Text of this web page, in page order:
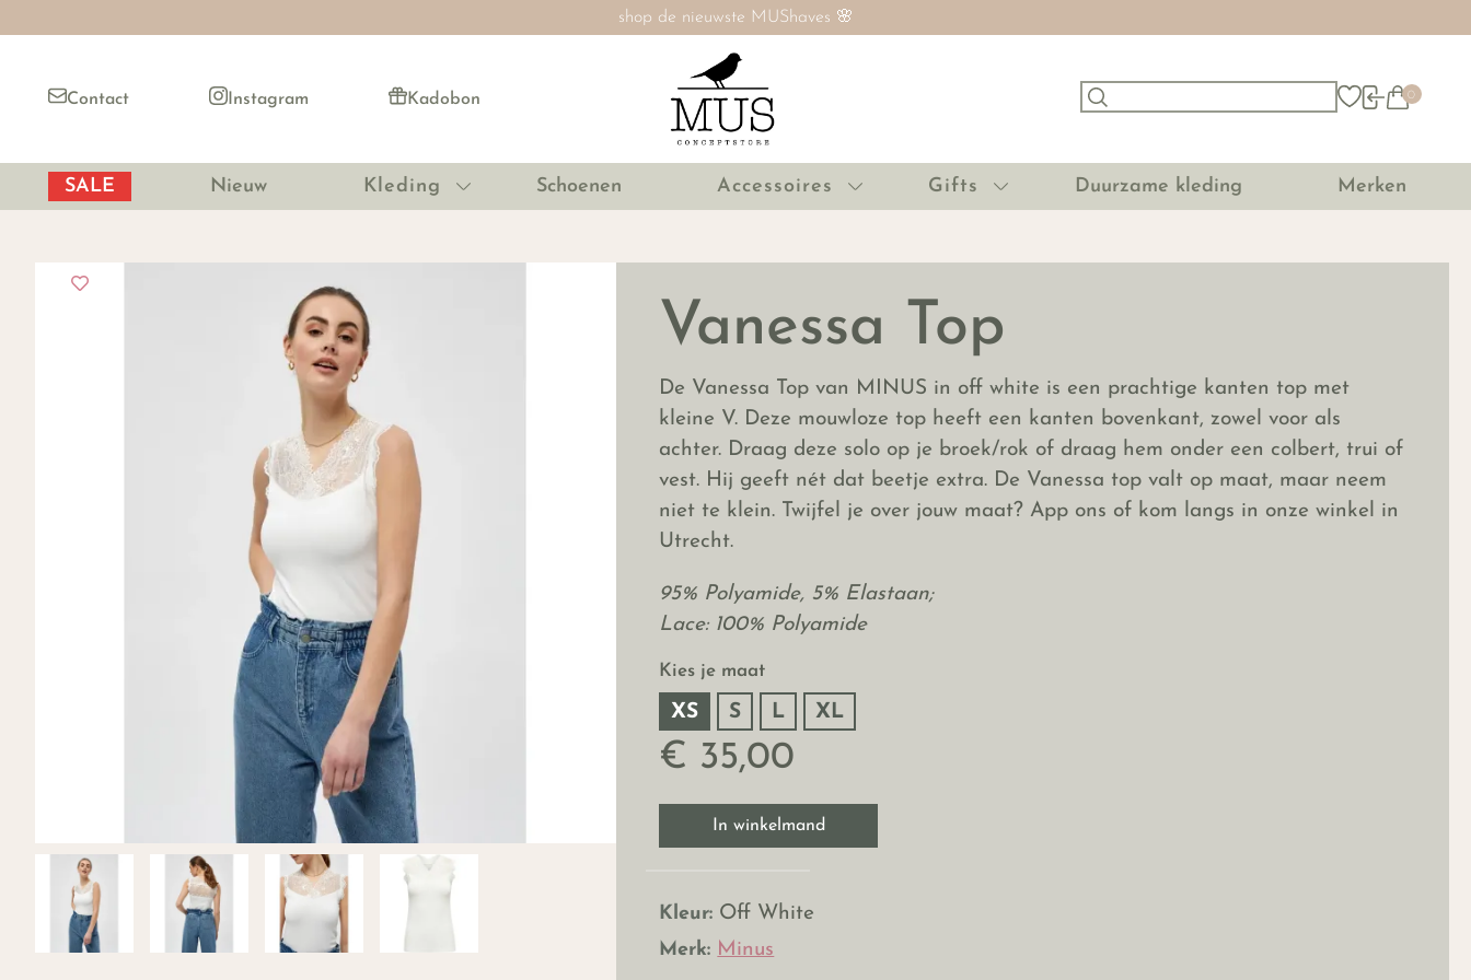
SALE nú tot 60% ‼️
Contact Instagram Kadobon 0
SALE Nieuw Kleding Schoenen Accessoires Gifts Duurzame kleding Merken
Vanessa Top
De Vanessa Top van MINUS in off white is een prachtige kanten top met
kleine V. Deze mouwloze top heeft een kanten bovenkant, zowel voor als
achter. Draag deze solo op je broek/rok of draag hem onder een colbert, trui of
vest. Hij geeft nét dat beetje extra. De Vanessa top valt op maat, maar neem
niet te klein. Twijfel je over jouw maat? App ons of kom langs in onze winkel in
Utrecht.
95% Polyamide, 5% Elastaan;
Lace: 100% Polyamide
Kies je maat
XS S L XL
€ 35,00
In winkelmand
Kleur: Off White
Merk: Minus